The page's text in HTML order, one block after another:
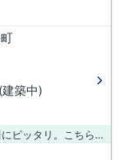
築中)
「エスタプレイス」：京都市上京区エリアの新居にピッタリ。こちらの物件はマンションです。駅まで徒歩5分の立地が魅力的な、利便性の高い物件です。こちらはエレベーター付き物件です。創業元治元年 小林工務店が京都市上京区エリアの住まい探しをサポート。あなたの新生活を応援いたします。ご連絡はお気軽に075-406-0007またはinfo@arch-koba.comまで。